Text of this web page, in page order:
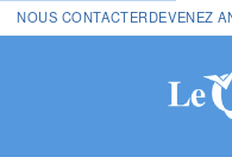
NOUS CONTACTERDEVENEZ